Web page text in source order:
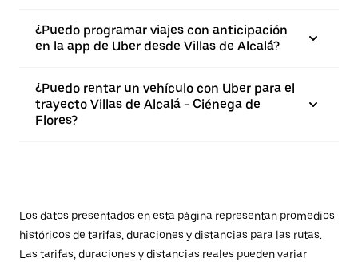
¿Puedo programar viajes con anticipación
en la app de Uber desde Villas de Alcalá?
¿Puedo rentar un vehículo con Uber para el
trayecto Villas de Alcalá - Ciénega de
Flores?
Los datos presentados en esta página representan promedios
históricos de tarifas, duraciones y distancias para las rutas.
Las tarifas, duraciones y distancias reales pueden variar